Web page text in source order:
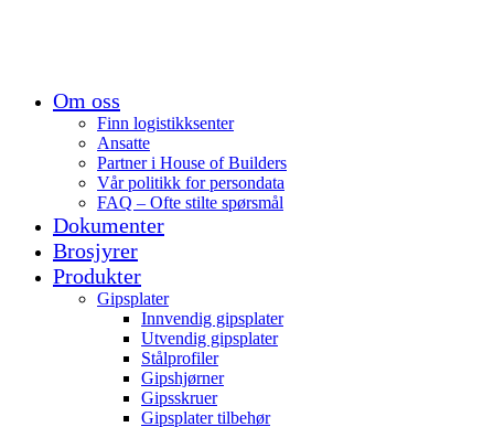
Om oss
Finn logistikksenter
Ansatte
Partner i House of Builders
Vår politikk for persondata
FAQ – Ofte stilte spørsmål
Dokumenter
Brosjyrer
Produkter
Gipsplater
Innvendig gipsplater
Utvendig gipsplater
Stålprofiler
Gipshjørner
Gipsskruer
Gipsplater tilbehør